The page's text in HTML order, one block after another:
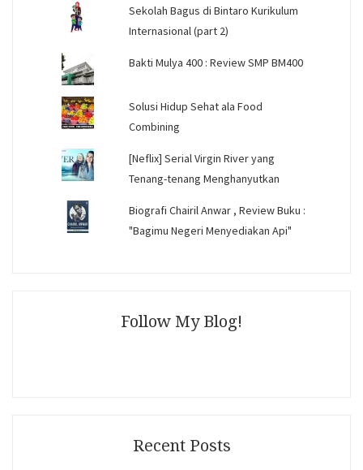
Sekolah Bagus di Bintaro Kurikulum
Internasional (part 2)
Bakti Mulya 400 : Review SMP BM400
Solusi Hidup Sehat ala Food
Combining
[Neflix] Serial Virgin River yang
Tenang-tenang Menghanyutkan
Biografi Chairil Anwar , Review Buku :
"Bagimu Negeri Menyediakan Api"
Follow My Blog!
Recent Posts